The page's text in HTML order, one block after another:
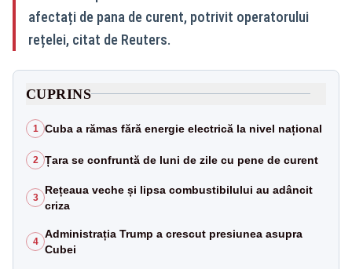
afectați de pana de curent, potrivit operatorului
rețelei, citat de Reuters.
CUPRINS
1 Cuba a rămas fără energie electrică la nivel național
2 Țara se confruntă de luni de zile cu pene de curent
3
Rețeaua veche și lipsa combustibilului au adâncit
criza
4
Administrația Trump a crescut presiunea asupra
Cubei